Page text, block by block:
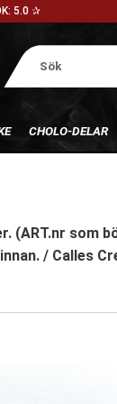
5.0 ✰
CHOLO-DELAR
som
/ Calles